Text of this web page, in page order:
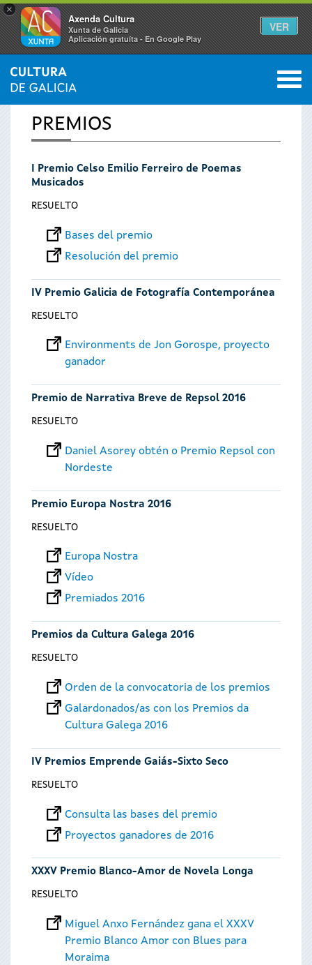
×
Axenda Cultura
Xunta de Galicia
Aplicación gratuíta - En Google Play
VER
Se
encuentra
usted
aquí
INICIO 0
PREMIOS
I Premio Celso Emilio Ferreiro de Poemas
Musicados
RESUELTO
Bases del premio
Resolución del premio
IV Premio Galicia de Fotografía Contemporánea
RESUELTO
Environments de Jon Gorospe, proyecto
ganador
Premio de Narrativa Breve de Repsol 2016
RESUELTO
Daniel Asorey obtén o Premio Repsol con
Nordeste
Premio Europa Nostra 2016
RESUELTO
Europa Nostra
Vídeo
Premiados 2016
Premios da Cultura Galega 2016
RESUELTO
Orden de la convocatoria de los premios
Galardonados/as con los Premios da
Cultura Galega 2016
IV Premios Emprende Gaiás-Sixto Seco
RESUELTO
Consulta las bases del premio
Proyectos ganadores de 2016
XXXV Premio Blanco-Amor de Novela Longa
RESUELTO
Miguel Anxo Fernández gana el XXXV
Premio Blanco Amor con Blues para
Moraima